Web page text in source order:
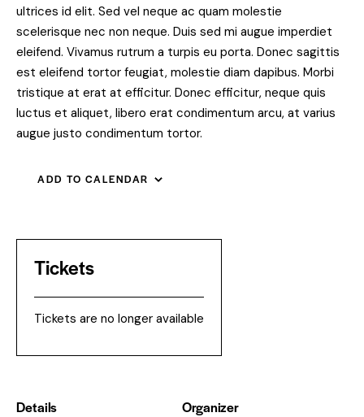
ultrices id elit. Sed vel neque ac quam molestie
scelerisque nec non neque. Duis sed mi augue imperdiet
eleifend. Vivamus rutrum a turpis eu porta. Donec sagittis
est eleifend tortor feugiat, molestie diam dapibus. Morbi
tristique at erat at efficitur. Donec efficitur, neque quis
luctus et aliquet, libero erat condimentum arcu, at varius
augue justo condimentum tortor.
ADD TO CALENDAR
Tickets
Tickets are no longer available
Details Organizer